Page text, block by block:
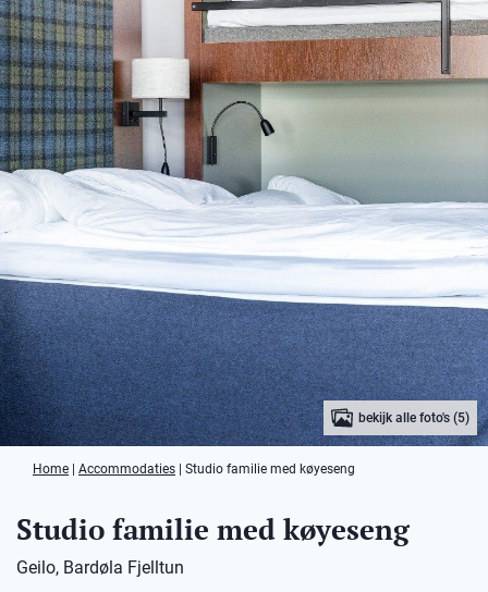
bekijk alle foto's (5)
Home Accommodaties Studio familie med køyeseng
Studio familie med køyeseng
Geilo, Bardøla Fjelltun